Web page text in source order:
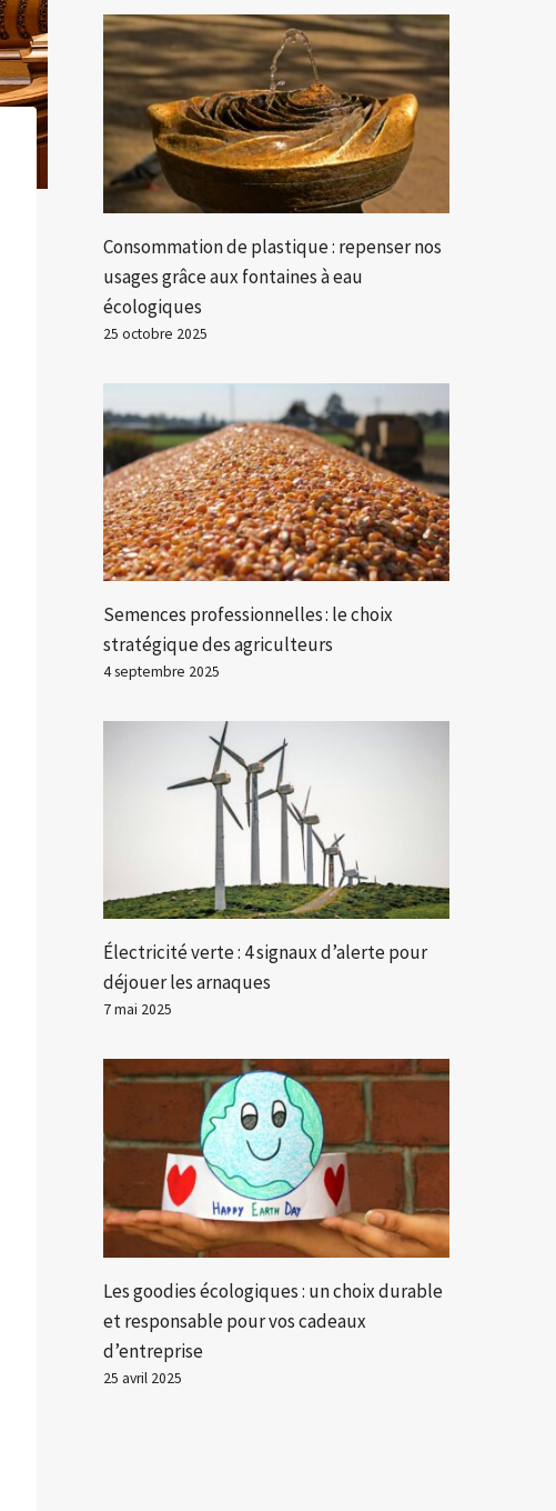
Consommation de plastique : repenser nos
usages grâce aux fontaines à eau
écologiques
25 octobre 2025
Semences professionnelles : le choix
stratégique des agriculteurs
4 septembre 2025
Électricité verte : 4 signaux d’alerte pour
déjouer les arnaques
7 mai 2025
Les goodies écologiques : un choix durable
et responsable pour vos cadeaux
d’entreprise
25 avril 2025